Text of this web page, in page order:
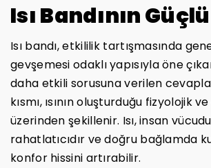
Isı Bandının
Isı bandı, etkililik tartışmasında
gevşemesi odaklı yapısıyla öne
daha etkili sorusuna verilen
kısmı, ısının oluşturduğu fizyolojik
üzerinden şekillenir. Isı, insan
rahatlatıcıdır ve doğru bağlamda
konfor hissini artırabilir.